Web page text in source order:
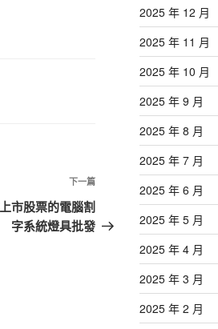
下
一
篇
下一篇
市股票的電腦割
字系統燈具批發
2025 年 12 月
2025 年 11 月
2025 年 10 月
2025 年 9 月
2025 年 8 月
2025 年 7 月
2025 年 6 月
2025 年 5 月
2025 年 4 月
2025 年 3 月
2025 年 2 月